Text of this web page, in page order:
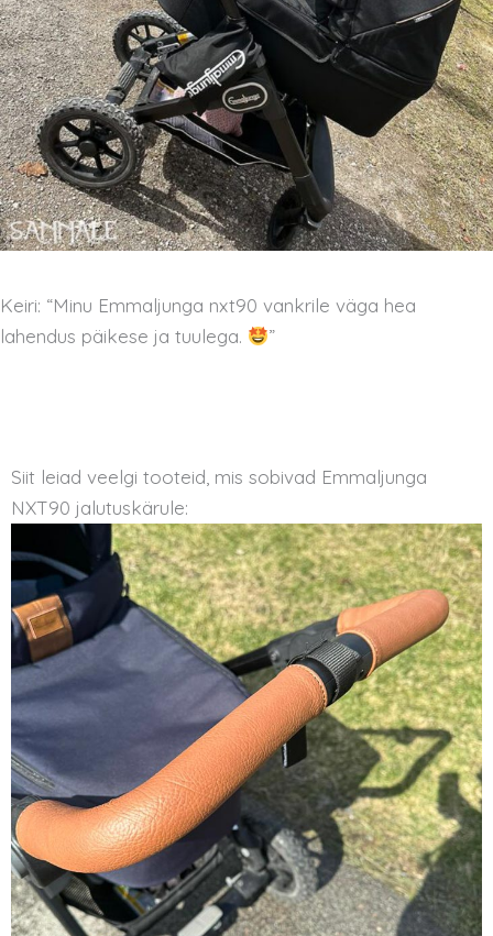
Keiri: “Minu Emmaljunga nxt90 vankrile väga hea
lahendus päikese ja tuulega.
”
Siit leiad veelgi tooteid, mis sobivad Emmaljunga
NXT90 jalutuskärule: